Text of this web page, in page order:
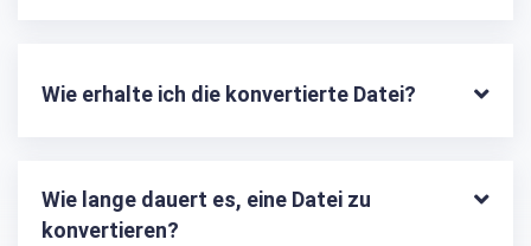
Wie erhalte ich die konvertierte Datei?
Wie lange dauert es, eine Datei zu
konvertieren?